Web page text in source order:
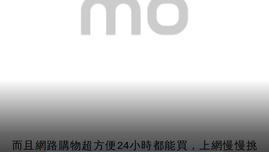
而且網路購物超方便24小時都能買，上網慢慢挑